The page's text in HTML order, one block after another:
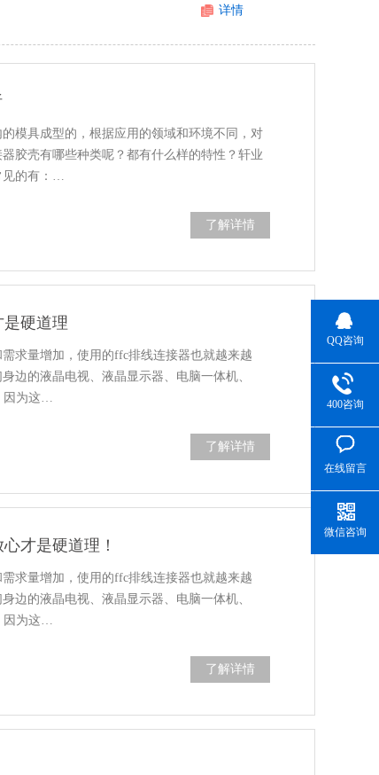
详情
模具成型的，根据应用的领域和环境不同，对
胶壳有哪些种类呢？都有什么样的特性？轩业
见的有：…
了解详情
硬道理
求量增加，使用的ffc排线连接器也就越来越
边的液晶电视、液晶显示器、电脑一体机、
因为这…
了解详情
才是硬道理！
求量增加，使用的ffc排线连接器也就越来越
边的液晶电视、液晶显示器、电脑一体机、
因为这…
了解详情
QQ咨询
400咨询
在线留言
微信咨询